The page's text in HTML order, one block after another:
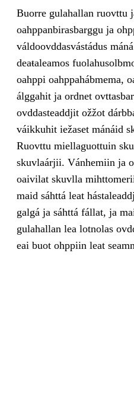
Buorre gulahallan ruovttu
oahppanbirasbarggu ja
váldoovddasvástádus
deaŧaleamos
oahppi oahppahábmema,
álggahit ja ordnet
ovddasteaddjit ožžot
váikkuhit iežaset mánáid
Ruovttu miellaguottuin
skuvlaárjii. Vánhemiin ja
oaivilat skuvlla
maid sáhttá leat
galgá ja sáhttá fállat, ja
gulahallan lea lotnolas
eai buot ohppiin leat